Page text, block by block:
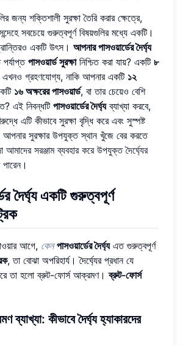
জন্য শক্তিশালী সুরক্ষা তৈরি করার ক্ষেত্রে,
সবচেয়ে গুরুত্বপূর্ণ বিষয়গুলির মধ্যে একটি।
একটি উৎস। আপনার পাসওয়ার্ডের দৈর্ঘ্য
পাসওয়ার্ড সুরক্ষানিশ্চিত করা যায়? একটি ৮
গ্রহণযোগ্য, নাকি আপনার একটি ১২
১৬ অক্ষরের পাসওয়ার্ড, বা তার চেয়েও বেশি
এই নিবন্ধটি পাসওয়ার্ডের দৈর্ঘ্যব্যাখ্যা করবে,
এটি কীভাবে সুরক্ষা বৃদ্ধি করে এবং সুস্পষ্ট
আপনার সুরক্ষার উপযুক্ত স্থান খুঁজে বের করতে
আমাদের সরঞ্জাম ব্যবহার করে উপযুক্ত দৈর্ঘ্যের
।
দৈর্ঘ্য একটি গুরুত্বপূর্ণ
আগে, কেন পাসওয়ার্ডের দৈর্ঘ্যএত গুরুত্বপূর্ণ
, তা বোঝা অপরিহার্য। দৈর্ঘ্যের প্রধান যে
তা হলো ব্রুট-ফোর্স আক্রমণ।ব্রুট-ফোর্স
কীভাবে দৈর্ঘ্য হ্যাকারদের